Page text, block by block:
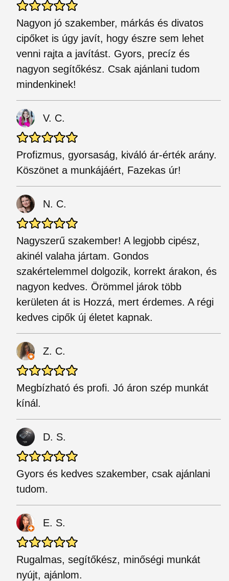
Nagyon jó szakember, márkás és divatos
cipőket is úgy javít, hogy észre sem lehet
venni rajta a javítást. Gyors, precíz és
nagyon segítőkész. Csak ajánlani tudom
mindenkinek!
V. C.
Profizmus, gyorsaság, kiváló ár-érték arány.
Köszönet a munkájáért, Fazekas úr!
N. C.
Nagyszerű szakember! A legjobb cipész,
akinél valaha jártam. Gondos
szakértelemmel dolgozik, korrekt árakon, és
nagyon kedves. Örömmel járok több
kerületen át is Hozzá, mert érdemes. A régi
kedves cipők új életet kapnak.
Z. C.
Megbízható és profi. Jó áron szép munkát
kínál.
D. S.
Gyors és kedves szakember, csak ajánlani
tudom.
E. S.
Rugalmas, segítőkész, minőségi munkát
nyújt, ajánlom.